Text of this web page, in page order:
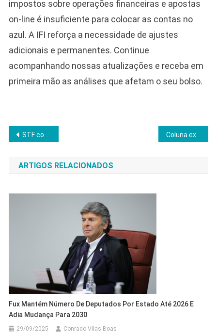
impostos sobre operações financeiras e apostas
on-line é insuficiente para colocar as contas no
azul. A IFI reforça a necessidade de ajustes
adicionais e permanentes. Continue
acompanhando nossas atualizações e receba em
primeira mão as análises que afetam o seu bolso.
Navegação
de
Post
STF cobra explicações e pode converter prisão domiciliar de Bolsonaro em preventiva
ARTIGOS RELACIONADOS
Fux Mantém Número De Deputados Por Estado Até 2026 E
Adia Mudança Para 2030
29/09/2025 Conrado Vilas Boas